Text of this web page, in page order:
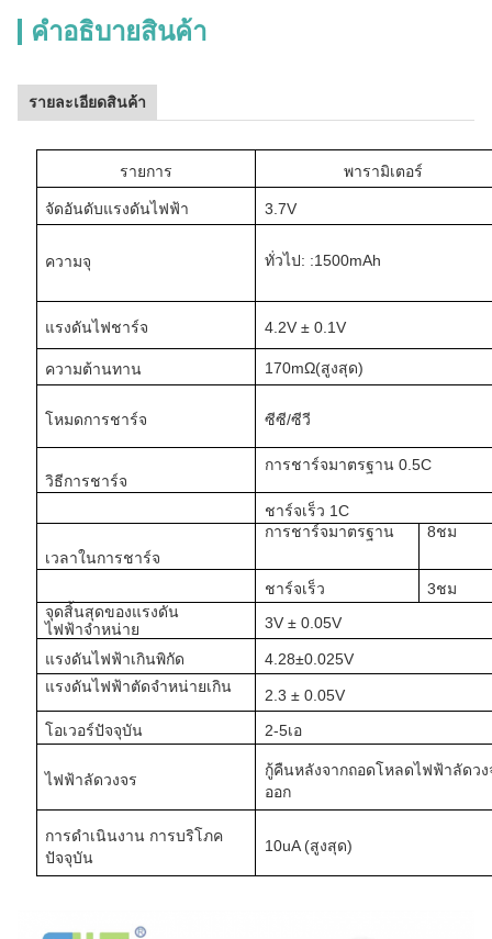
คําอธิบายสินค้า
รายละเอียดสินค้า
รายการ พารามิเตอร์
จัดอันดับแรงดันไฟฟ้า 3.7V
ความจุ ทั่วไป: :1500mAh
แรงดันไฟชาร์จ 4.2V ± 0.1V
ความต้านทาน 170mΩ(สูงสุด)
โหมดการชาร์จ ซีซี/ซีวี
วิธีการชาร์จ
การชาร์จมาตรฐาน 0.5C
ชาร์จเร็ว 1C
เวลาในการชาร์จ
การชาร์จมาตรฐาน 8ชม
ชาร์จเร็ว
3ชม
จุดสิ้นสุดของแรงดัน
ไฟฟ้าจำหน่าย
3V ± 0.05V
แรงดันไฟฟ้าเกินพิกัด
4.28±0.025V
แรงดันไฟฟ้าตัดจำหน่ายเกิน
2.3 ± 0.05V
โอเวอร์ปัจจุบัน 2-5เอ
ไฟฟ้าลัดวงจร
กู้คืนหลังจากถอดโหลดไฟฟ้าลัดวง
ออก
การดำเนินงาน การบริโภค
ปัจจุบัน
10uA (สูงสุด)